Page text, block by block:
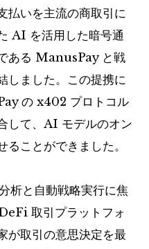
払いを主流の商取引に
AI を活用した暗号通
ある ManusPay と戦
しました。この提携に
の x402 プロトコル
して、AI モデルのオン
ことができました。
析と自動戦略実行に焦
取引プラットフォ
が取引の意思決定を最